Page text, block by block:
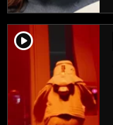
player2